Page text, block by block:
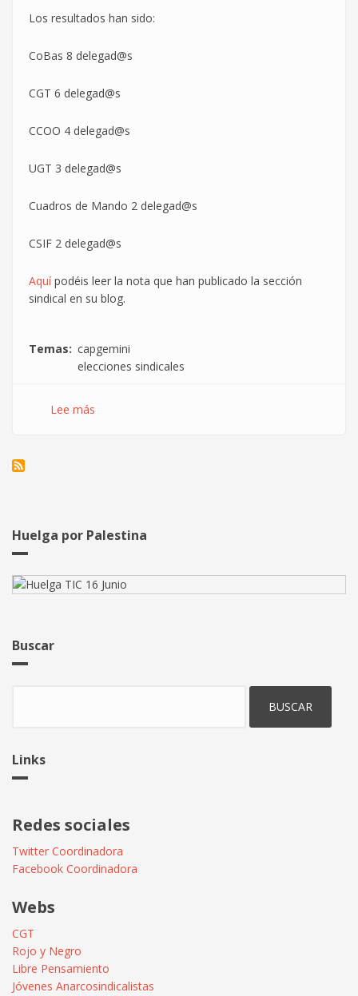
Los resultados han sido:
CoBas 8 delegad@s
CGT 6 delegad@s
CCOO 4 delegad@s
UGT 3 delegad@s
Cuadros de Mando 2 delegad@s
CSIF 2 delegad@s
Aquípodéis leer la nota que han publicado la sección
sindical en su blog.
Temas
capgemini
elecciones sindicales
Lee más
Huelga por Palestina
Buscar
Links
Redes sociales
Twitter Coordinadora
Facebook Coordinadora
Webs
CGT
Rojo y Negro
Libre Pensamiento
Jóvenes Anarcosindicalistas